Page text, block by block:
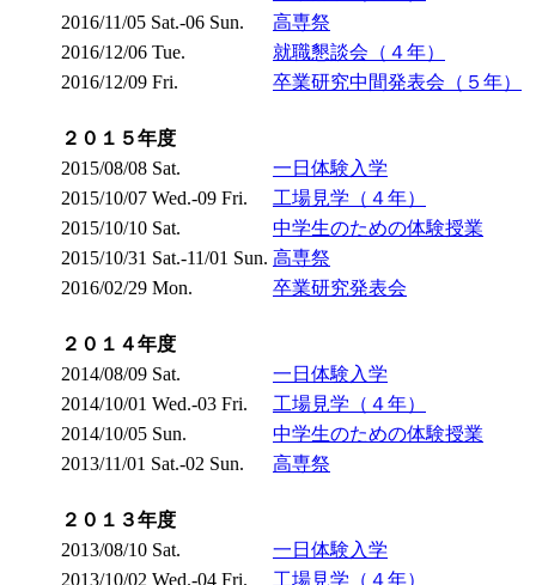
2016/11/05 Sat.-06 Sun.
高専祭
2016/12/06 Tue.
就職懇談会（４年）
2016/12/09 Fri.
卒業研究中間発表会（５年）
２０１５年度
2015/08/08 Sat.
一日体験入学
2015/10/07 Wed.-09 Fri.
工場見学（４年）
2015/10/10 Sat.
中学生のための体験授業
2015/10/31 Sat.-11/01 Sun. 高専祭
2016/02/29 Mon.
卒業研究発表会
２０１４年度
2014/08/09 Sat.
一日体験入学
2014/10/01 Wed.-03 Fri.
工場見学（４年）
2014/10/05 Sun.
中学生のための体験授業
2013/11/01 Sat.-02 Sun.
高専祭
２０１３年度
2013/08/10 Sat.
一日体験入学
2013/10/02 Wed.-04 Fri.
工場見学（４年）